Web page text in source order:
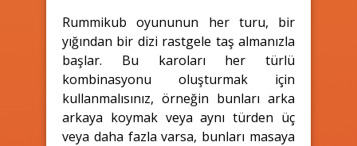
Rummikub oyununun her turu, bir
yığından bir dizi rastgele taş almanızla
başlar. Bu karoları her türlü
kombinasyonu oluşturmak için
kullanmalısınız, örneğin bunları arka
arkaya koymak veya aynı türden üç
veya daha fazla varsa, bunları masaya